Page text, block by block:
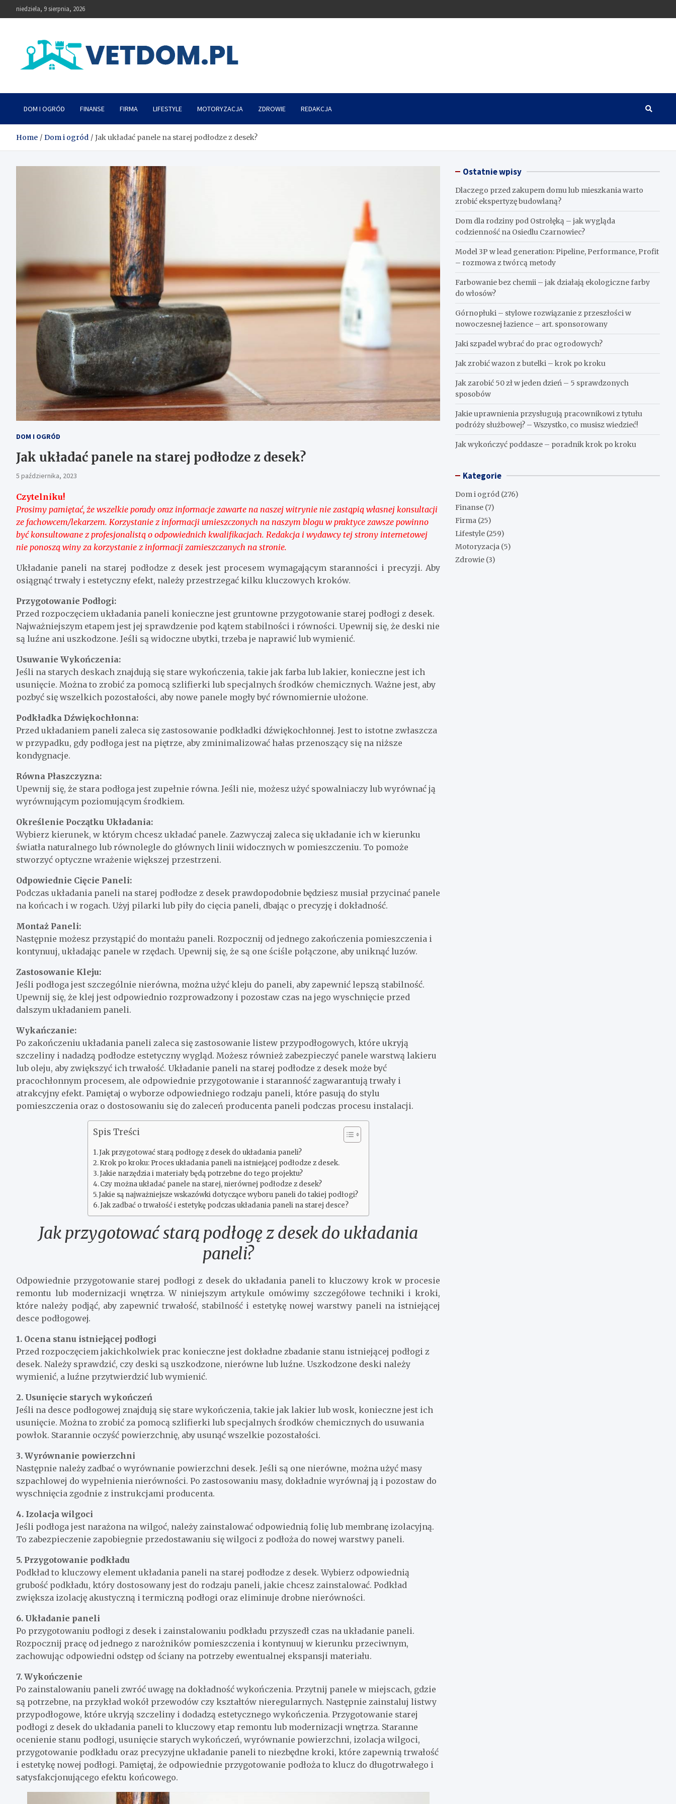
to
niedziela, 9 sierpnia, 2026
Vetdom
DOM I OGRÓD FINANSE FIRMA LIFESTYLE MOTORYZACJA ZDROWIE REDAKCJA
Home Dom i ogród Jak układać panele na starej podłodze z desek?
DOM I OGRÓD
Jak układać panele na starej podłodze z desek?
5 października, 2023
Czytelniku!
Prosimy pamiętać, że wszelkie porady oraz informacje zawarte na naszej witrynie nie zastąpią własnej konsultacji
ze fachowcem/lekarzem. Korzystanie z informacji umieszczonych na naszym blogu w praktyce zawsze powinno
być konsultowane z profesjonalistą o odpowiednich kwalifikacjach. Redakcja i wydawcy tej strony internetowej
nie ponoszą winy za korzystanie z informacji zamieszczanych na stronie.
Układanie paneli na starej podłodze z desek jest procesem wymagającym staranności i precyzji. Aby
osiągnąć trwały i estetyczny efekt, należy przestrzegać kilku kluczowych kroków.
Przygotowanie Podłogi:
Przed rozpoczęciem układania paneli konieczne jest gruntowne przygotowanie starej podłogi z desek.
Najważniejszym etapem jest jej sprawdzenie pod kątem stabilności i równości. Upewnij się, że deski nie
są luźne ani uszkodzone. Jeśli są widoczne ubytki, trzeba je naprawić lub wymienić.
Usuwanie Wykończenia:
Jeśli na starych deskach znajdują się stare wykończenia, takie jak farba lub lakier, konieczne jest ich
usunięcie. Można to zrobić za pomocą szlifierki lub specjalnych środków chemicznych. Ważne jest, aby
pozbyć się wszelkich pozostałości, aby nowe panele mogły być równomiernie ułożone.
Podkładka Dźwiękochłonna:
Przed układaniem paneli zaleca się zastosowanie podkładki dźwiękochłonnej. Jest to istotne zwłaszcza
w przypadku, gdy podłoga jest na piętrze, aby zminimalizować hałas przenoszący się na niższe
kondygnacje.
Równa Płaszczyzna:
Upewnij się, że stara podłoga jest zupełnie równa. Jeśli nie, możesz użyć spowalniaczy lub wyrównać ją
wyrównującym poziomującym środkiem.
Określenie Początku Układania:
Wybierz kierunek, w którym chcesz układać panele. Zazwyczaj zaleca się układanie ich w kierunku
światła naturalnego lub równolegle do głównych linii widocznych w pomieszczeniu. To pomoże
stworzyć optyczne wrażenie większej przestrzeni.
Odpowiednie Cięcie Paneli:
Podczas układania paneli na starej podłodze z desek prawdopodobnie będziesz musiał przycinać panele
na końcach i w rogach. Użyj pilarki lub piły do cięcia paneli, dbając o precyzję i dokładność.
Montaż Paneli:
Następnie możesz przystąpić do montażu paneli. Rozpocznij od jednego zakończenia pomieszczenia i
kontynuuj, układając panele w rzędach. Upewnij się, że są one ściśle połączone, aby uniknąć luzów.
Zastosowanie Kleju:
Jeśli podłoga jest szczególnie nierówna, można użyć kleju do paneli, aby zapewnić lepszą stabilność.
Upewnij się, że klej jest odpowiednio rozprowadzony i pozostaw czas na jego wyschnięcie przed
dalszym układaniem paneli.
Wykańczanie:
Po zakończeniu układania paneli zaleca się zastosowanie listew przypodłogowych, które ukryją
szczeliny i nadadzą podłodze estetyczny wygląd. Możesz również zabezpieczyć panele warstwą lakieru
lub oleju, aby zwiększyć ich trwałość. Układanie paneli na starej podłodze z desek może być
pracochłonnym procesem, ale odpowiednie przygotowanie i staranność zagwarantują trwały i
atrakcyjny efekt. Pamiętaj o wyborze odpowiedniego rodzaju paneli, które pasują do stylu
pomieszczenia oraz o dostosowaniu się do zaleceń producenta paneli podczas procesu instalacji.
Spis Treści
Jak przygotować starą podłogę z desek do układania paneli?
Krok po kroku: Proces układania paneli na istniejącej podłodze z desek.
Jakie narzędzia i materiały będą potrzebne do tego projektu?
Czy można układać panele na starej, nierównej podłodze z desek?
Jakie są najważniejsze wskazówki dotyczące wyboru paneli do takiej podłogi?
Jak zadbać o trwałość i estetykę podczas układania paneli na starej desce?
Jak przygotować starą podłogę z desek do układania
paneli?
Odpowiednie przygotowanie starej podłogi z desek do układania paneli to kluczowy krok w procesie
remontu lub modernizacji wnętrza. W niniejszym artykule omówimy szczegółowe techniki i kroki,
które należy podjąć, aby zapewnić trwałość, stabilność i estetykę nowej warstwy paneli na istniejącej
desce podłogowej.
1. Ocena stanu istniejącej podłogi
Przed rozpoczęciem jakichkolwiek prac konieczne jest dokładne zbadanie stanu istniejącej podłogi z
desek. Należy sprawdzić, czy deski są uszkodzone, nierówne lub luźne. Uszkodzone deski należy
wymienić, a luźne przytwierdzić lub wymienić.
2. Usunięcie starych wykończeń
Jeśli na desce podłogowej znajdują się stare wykończenia, takie jak lakier lub wosk, konieczne jest ich
usunięcie. Można to zrobić za pomocą szlifierki lub specjalnych środków chemicznych do usuwania
powłok. Starannie oczyść powierzchnię, aby usunąć wszelkie pozostałości.
3. Wyrównanie powierzchni
Następnie należy zadbać o wyrównanie powierzchni desek. Jeśli są one nierówne, można użyć masy
szpachlowej do wypełnienia nierówności. Po zastosowaniu masy, dokładnie wyrównaj ją i pozostaw do
wyschnięcia zgodnie z instrukcjami producenta.
4. Izolacja wilgoci
Jeśli podłoga jest narażona na wilgoć, należy zainstalować odpowiednią folię lub membranę izolacyjną.
To zabezpieczenie zapobiegnie przedostawaniu się wilgoci z podłoża do nowej warstwy paneli.
5. Przygotowanie podkładu
Podkład to kluczowy element układania paneli na starej podłodze z desek. Wybierz odpowiednią
grubość podkładu, który dostosowany jest do rodzaju paneli, jakie chcesz zainstalować. Podkład
zwiększa izolację akustyczną i termiczną podłogi oraz eliminuje drobne nierówności.
6. Układanie paneli
Po przygotowaniu podłogi z desek i zainstalowaniu podkładu przyszedł czas na układanie paneli.
Rozpocznij pracę od jednego z narożników pomieszczenia i kontynuuj w kierunku przeciwnym,
zachowując odpowiedni odstęp od ściany na potrzeby ewentualnej ekspansji materiału.
7. Wykończenie
Po zainstalowaniu paneli zwróć uwagę na dokładność wykończenia. Przytnij panele w miejscach, gdzie
są potrzebne, na przykład wokół przewodów czy kształtów nieregularnych. Następnie zainstaluj listwy
przypodłogowe, które ukryją szczeliny i dodadzą estetycznego wykończenia. Przygotowanie starej
podłogi z desek do układania paneli to kluczowy etap remontu lub modernizacji wnętrza. Staranne
ocenienie stanu podłogi, usunięcie starych wykończeń, wyrównanie powierzchni, izolacja wilgoci,
przygotowanie podkładu oraz precyzyjne układanie paneli to niezbędne kroki, które zapewnią trwałość
i estetykę nowej podłogi. Pamiętaj, że odpowiednie przygotowanie podłoża to klucz do długotrwałego i
satysfakcjonującego efektu końcowego.
Ostatnie wpisy
Dlaczego przed zakupem domu lub mieszkania warto
zrobić ekspertyzę budowlaną?
Dom dla rodziny pod Ostrołęką – jak wygląda
codzienność na Osiedlu Czarnowiec?
Model 3P w lead generation: Pipeline, Performance, Profit
– rozmowa z twórcą metody
Farbowanie bez chemii – jak działają ekologiczne farby
do włosów?
Górnopłuki – stylowe rozwiązanie z przeszłości w
nowoczesnej łazience – art. sponsorowany
Jaki szpadel wybrać do prac ogrodowych?
Jak zrobić wazon z butelki – krok po kroku
Jak zarobić 50 zł w jeden dzień – 5 sprawdzonych
sposobów
Jakie uprawnienia przysługują pracownikowi z tytułu
podróży służbowej? – Wszystko, co musisz wiedzieć!
Jak wykończyć poddasze – poradnik krok po kroku
Kategorie
Dom i ogród (276)
Finanse (7)
Firma (25)
Lifestyle (259)
Motoryzacja (5)
Zdrowie (3)